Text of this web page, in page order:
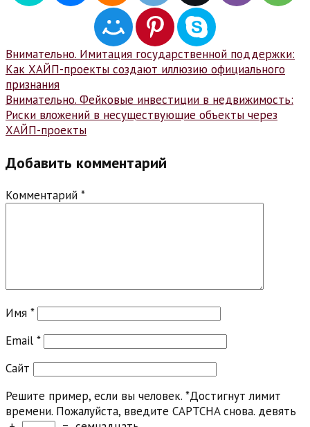
Навигация
по
записям
Внимательно. Имитация государственной поддержки:
Как ХАЙП-проекты создают иллюзию официального
признания
Внимательно. Фейковые инвестиции в недвижимость:
Риски вложений в несуществующие объекты через
ХАЙП-проекты
Добавить комментарий
Комментарий *
Имя *
Email *
Сайт
Решите пример, если вы человек. *Достигнут лимит
времени. Пожалуйста, введите CAPTCHA снова. девять